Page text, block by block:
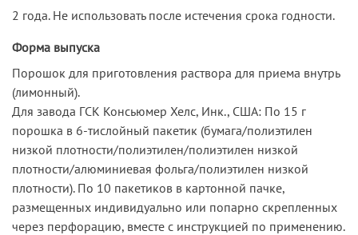
2 года. Не использовать после истечения срока годности.
Форма выпуска
Порошок для приготовления раствора для приема внутрь
(лимонный).
Для завода ГСК Консьюмер Хелс, Инк., США: По 15 г
порошка в 6-тислойный пакетик (бумага/полиэтилен
низкой плотности/полиэтилен/полиэтилен низкой
плотности/алюминиевая фольга/полиэтилен низкой
плотности). По 10 пакетиков в картонной пачке,
размещенных индивидуально или попарно скрепленных
через перфорацию, вместе с инструкцией по применению.